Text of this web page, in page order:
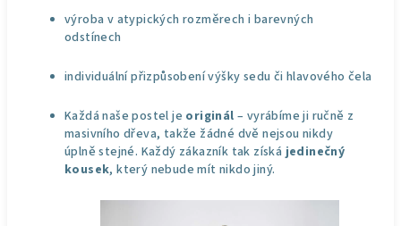
výroba v atypických rozměrech i barevných
odstínech
individuální přizpůsobení výšky sedu či hlavového čela
Každá naše postel je originál – vyrábíme ji ručně z
masivního dřeva, takže žádné dvě nejsou nikdy
úplně stejné. Každý zákazník tak získá jedinečný
kousek, který nebude mít nikdo jiný.